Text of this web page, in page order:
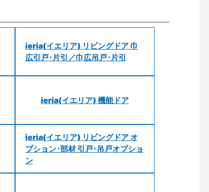
ieria(イエリア) リビングドア 巾
広引戸･片引／巾広吊戸･片引
ieria(イエリア) 機能ドア
ieria(イエリア) リビングドア オ
プション･部材 引戸･吊戸オプショ
ン